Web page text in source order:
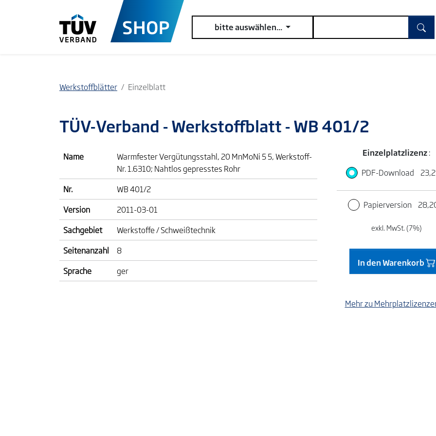
bitte auswählen...
Werkstoffblätter Einzelblatt
TÜV-Verband - Werkstoffblatt - WB 401/2
Name
Warmfester Vergütungsstahl, 20 MnMoNi 5 5, Werkstoff-
Nr. 1.6310; Nahtlos gepresstes Rohr
Nr.
WB 401/2
Version
2011-03-01
Sachgebiet
Werkstoffe / Schweißtechnik
Seitenanzahl
8
Sprache
ger
Einzelplatzlizenz:
PDF-Download
Papierversion
exkl. MwSt. (7%)
In den Warenkorb
Mehr zu